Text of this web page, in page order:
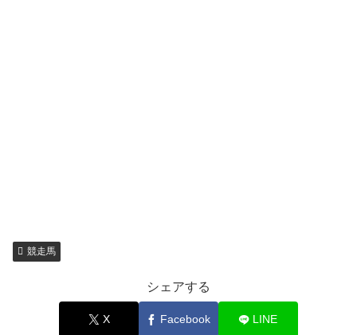
競走馬
シェアする
X Facebook LINE